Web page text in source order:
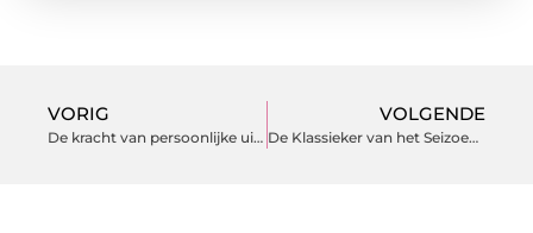
VORIG
De kracht van persoonlijke uitnodigingen!
VOLGENDE
De Klassieker van het Seizoen – Club Brugge tegen RSC Anderlecht